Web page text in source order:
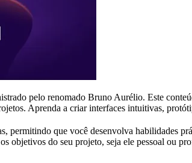
pelo renomado Bruno Aurélio. Este
Aprenda a criar interfaces intuitivas,
permitindo que você desenvolva habilidades
objetivos do seu projeto, seja ele pessoal ou